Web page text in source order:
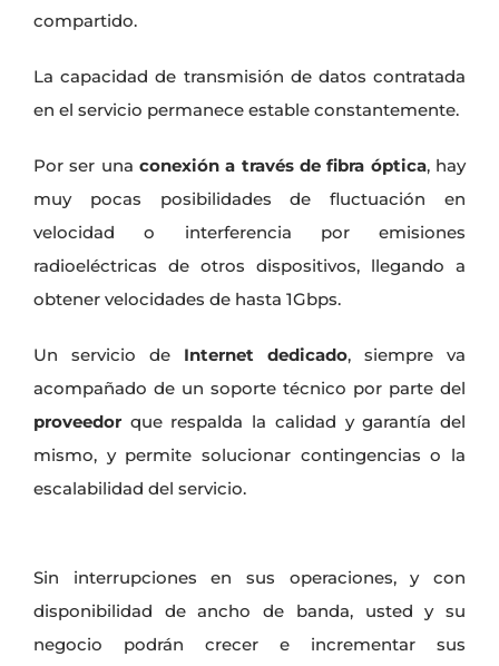
compartido.
La capacidad de transmisión de datos contratada
en el servicio permanece estable constantemente.
Por ser una conexión a través de fibra óptica, hay
muy pocas posibilidades de fluctuación en
velocidad o interferencia por emisiones
radioeléctricas de otros dispositivos, llegando a
obtener velocidades de hasta 1Gbps.
Un servicio de Internet dedicado, siempre va
acompañado de un soporte técnico por parte del
proveedorque respalda la calidad y garantía del
mismo, y permite solucionar contingencias o la
escalabilidad del servicio.
Sin interrupciones en sus operaciones, y con
disponibilidad de ancho de banda, usted y su
negocio podrán crecer e incrementar sus